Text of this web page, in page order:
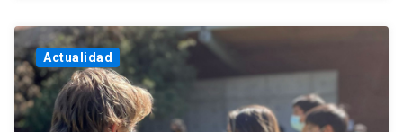
Actualidad